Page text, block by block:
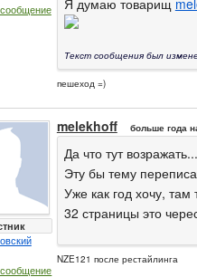
Текст сообщения был
пешеход =)
melekhoff больше года
Да что тут
Эту бы тему
Уже как год хочу,
32 страницы это
NZE121 после рестайлинга